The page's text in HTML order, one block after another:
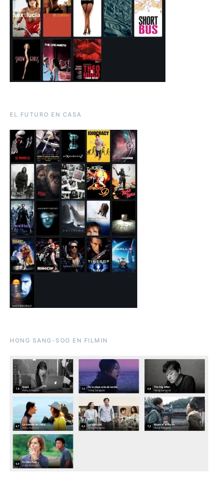
EL FUTURO EN CASA
HONG SANG-SOO EN FILMIN